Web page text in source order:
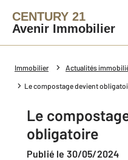
CENTURY 21
Avenir Immobilier
Immobilier Actualités
Le compostage devient
Le
obligatoire
Publié le 30/05/2024